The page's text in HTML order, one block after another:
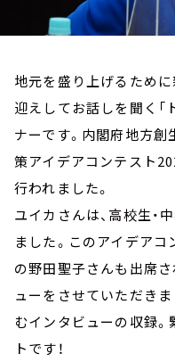
地元を盛り上げるため
迎えしてお話しを聞く「
ナーです。内閣府地方創
策アイデアコンテスト
行われました。
ユイカさんは、高校生・
ました。このアイデア
の野田聖子さんも出席
ューをさせていただきま
むインタビューの収録。
トです！